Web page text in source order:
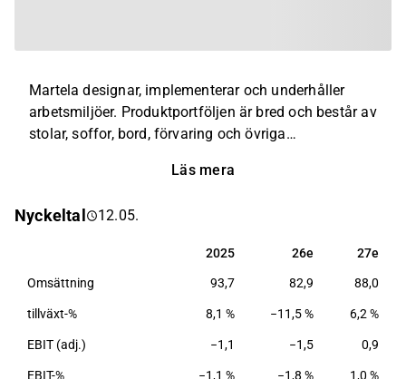
Martela designar, implementerar och underhåller
arbetsmiljöer. Produktportföljen är bred och består av
stolar, soffor, bord, förvaring och övriga
tjänster som berör ergonomisk vägledning,
lokalunderhåll, samt flytt- och återvinningstjänster.
Läs mera
Nyckeltal 12.05.
2025 26e 27e
2025 26e 27e
Omsättning 93,7 82,9 88,0
tillväxt-% 8,1 % −11,5 % 6,2 %
EBIT (adj.) −1,1 −1,5 0,9
EBIT-% −1,1 % −1,8 % 1,0 %